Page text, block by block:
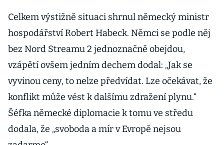
povinné zásoby
před zimou
Celkem výstižně situaci shrnul německý ministr
hospodářství Robert Habeck. Němci se podle něj
bez Nord Streamu 2 jednoznačně obejdou,
vzápětí ovšem jedním dechem dodal: „Jak se
vyvinou ceny, to nelze předvídat. Lze očekávat, že
konflikt může vést k dalšímu zdražení plynu.“
Šéfka německé diplomacie k tomu ve středu
dodala, že „svoboda a mír v Evropě nejsou